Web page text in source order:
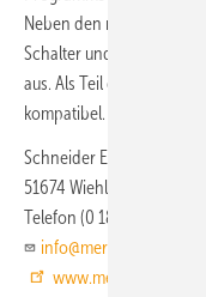
Neben den nachhaltigen
Schalter und Steckdosen
aus. Als Teil der System-
kompatibel.
Schneider Electric
51674 Wiehl
Telefon (0 18 05) 75 35 75
info@merten.de
www.merten.de